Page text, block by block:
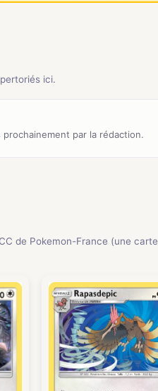
ici.
par la rédaction.
de Pokemon-France (une carte